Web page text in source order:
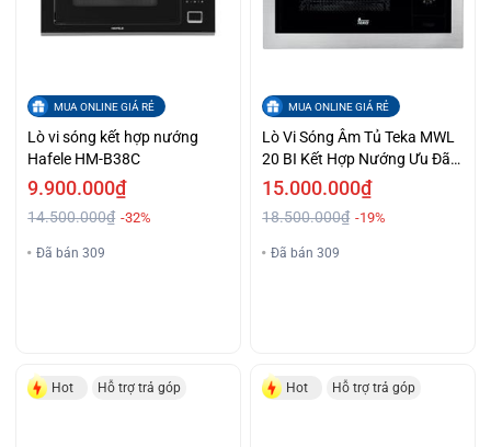
MUA ONLINE GIÁ RẺ
Lò vi sóng kết hợp nướng
Hafele HM-B38C
9.900.000₫
14.500.000₫ -32%
Đã bán 309
MUA ONLINE GIÁ RẺ
Lò Vi Sóng Âm Tủ Teka MWL
20 BI Kết Hợp Nướng Ưu Đãi
Lớn
15.000.000₫
18.500.000₫ -19%
Đã bán 309
Hot Hỗ trợ trả góp Hot Hỗ trợ trả góp